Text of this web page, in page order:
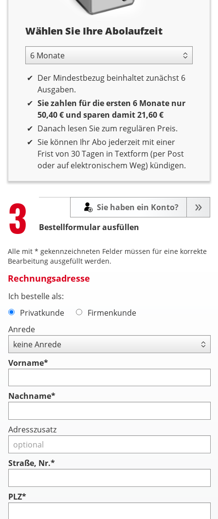
Abolaufzeit
Wählen Sie Ihre Abolaufzeit
6 Monate Laufzeit
Der Mindestbezug beinhaltet zunächst 6
Ausgaben.
Sie zahlen für die ersten 6 Monate nur
50,40 € und sparen damit 21,60 €
Danach lesen Sie zum regulären Preis.
Sie können Ihr Abo jederzeit mit einer
Frist von 30 Tagen in Textform (per Post
oder auf elektronischem Weg) kündigen.
Step
3 Bestellformular ausfüllen
Sie haben ein Konto?
Alle mit * gekennzeichneten Felder müssen für eine korrekte
Bearbeitung ausgefüllt werden.
Rechnungsadresse
Ich bestelle als:
Privatkunde
Firmenkunde
Anrede
Vorname*
Nachname*
Adresszusatz
Straße, Nr.*
PLZ*